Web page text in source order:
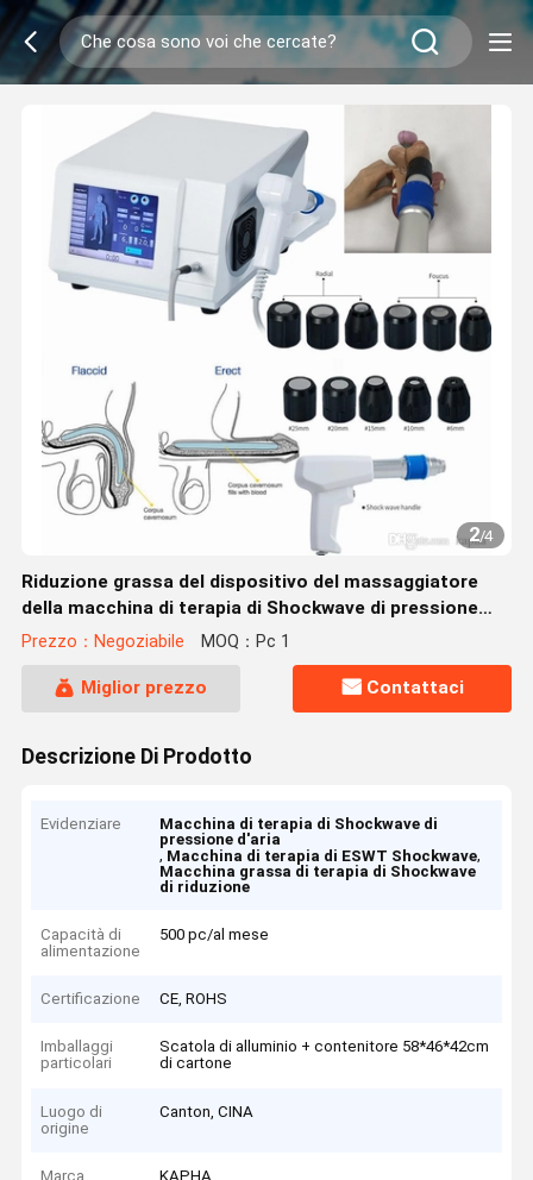
2/4
Riduzione grassa del dispositivo del massaggiatore
della macchina di terapia di Shockwave di pressione
d'aria di ESWT
Prezzo：Negoziabile MOQ：Pc 1
Miglior prezzo Contattaci
Descrizione Di Prodotto
Evidenziare
Macchina di terapia di Shockwave di
pressione d'aria
, Macchina di terapia di ESWT Shockwave,
Macchina grassa di terapia di Shockwave
di riduzione
Capacità di
alimentazione
500 pc/al mese
Certificazione CE, ROHS
Imballaggi
particolari
Scatola di alluminio + contenitore 58*46*42cm
di cartone
Luogo di
origine
Canton, CINA
Marca KAPHA